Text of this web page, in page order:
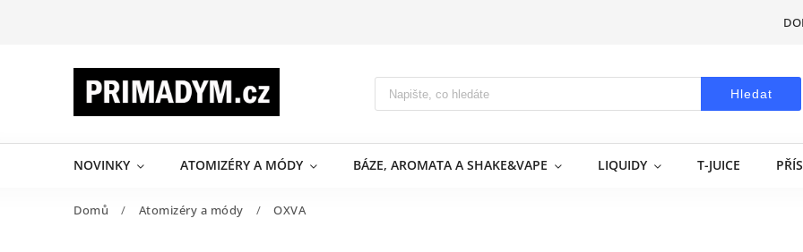
Hledat
NOVINKY ATOMIZÉRY A MÓDY BÁZE, AROMATA A SHAKE&VAPE LIQUIDY T-JUICE
Domů / Atomizéry a módy / OXVA